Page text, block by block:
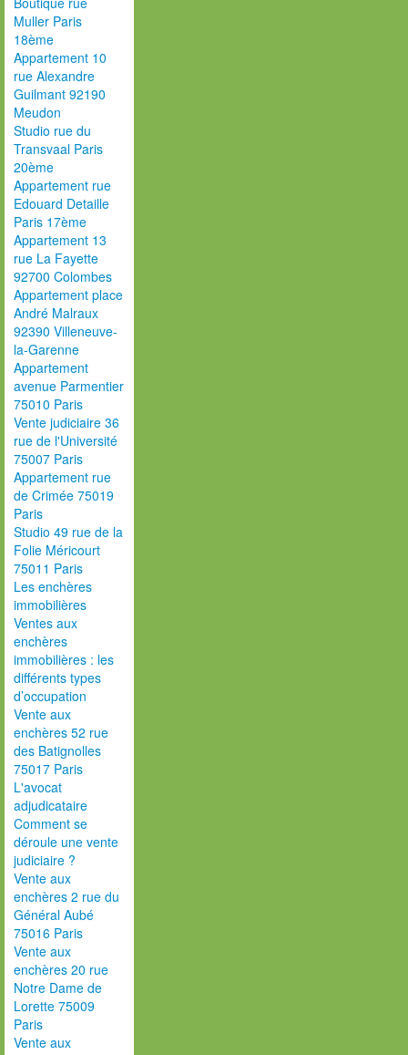
Muller Paris
18ème
Appartement 10
rue Alexandre
Guilmant 92190
Meudon
Studio rue du
Transvaal Paris
20ème
Appartement rue
Edouard Detaille
Paris 17ème
Appartement 13
rue La Fayette
92700 Colombes
Appartement place
André Malraux
92390 Villeneuve-
la-Garenne
Appartement
avenue Parmentier
75010 Paris
Vente judiciaire 36
rue de l'Université
75007 Paris
Appartement rue
de Crimée 75019
Paris
Studio 49 rue de la
Folie Méricourt
75011 Paris
Les enchères
immobilières
Ventes aux
enchères
immobilières : les
différents types
d’occupation
Vente aux
enchères 52 rue
des Batignolles
75017 Paris
L'avocat
adjudicataire
Comment se
déroule une vente
judiciaire ?
Vente aux
enchères 2 rue du
Général Aubé
75016 Paris
Vente aux
enchères 20 rue
Notre Dame de
Lorette 75009
Paris
Vente aux